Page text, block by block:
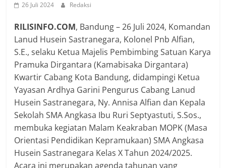
26 Juli 2024 Redaksi
RILISINFO.COM, Bandung – 26 Juli 2024, Komandan
Lanud Husein Sastranegara, Kolonel Pnb Alfian,
S.E., selaku Ketua Majelis Pembimbing Satuan Karya
Pramuka Dirgantara (Kamabisaka Dirgantara)
Kwartir Cabang Kota Bandung, didampingi Ketua
Yayasan Ardhya Garini Pengurus Cabang Lanud
Husein Sastranegara, Ny. Annisa Alfian dan Kepala
Sekolah SMA Angkasa Ibu Ruri Septyastuti, S.Sos.,
membuka kegiatan Malam Keakraban MOPK (Masa
Orientasi Pendidikan Kepramukaan) SMA Angkasa
Husein Sastranegara Kelas X Tahun 2024/2025.
Acara ini merupakan agenda tahunan yang